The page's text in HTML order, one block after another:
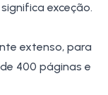
exceção.
extenso, para
400 páginas e